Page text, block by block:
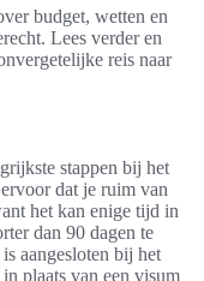
budget, wetten en
Lees verder en
reis naar
stappen bij het
dat je ruim van
het kan enige tijd in
dan 90 dagen te
aangesloten bij het
plaats van een visum